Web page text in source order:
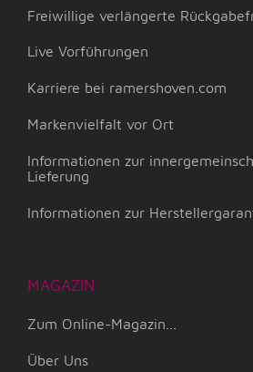
Freiwillige verlängerte
Live Vorführungen
Karriere bei ramershoven.com
Markenvielfalt vor Ort
Informationen zur
Lieferung
Informationen zur
MAGAZIN
Zum Online-Magazin...
Über Uns